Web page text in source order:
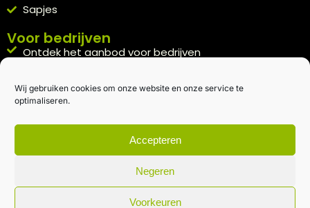
Wij gebruiken cookies om onze website en onze service te
optimaliseren.
Accepteren
Negeren
Voorkeuren
Sapjes
Voor bedrijven
Ontdek het aanbod voor bedrijven
Kennismakingspakket aanvragen
Blijft op de hoogte
Rechtstreeks van het veld naar je inbox.
Inschrijven nieuwsbrief